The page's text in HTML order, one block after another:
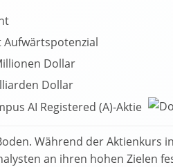
Aufwärtspotenzial
Dollar
Dollar
AI Registered (A)-Aktie
Während der Aktienkurs
an ihren hohen Zielen